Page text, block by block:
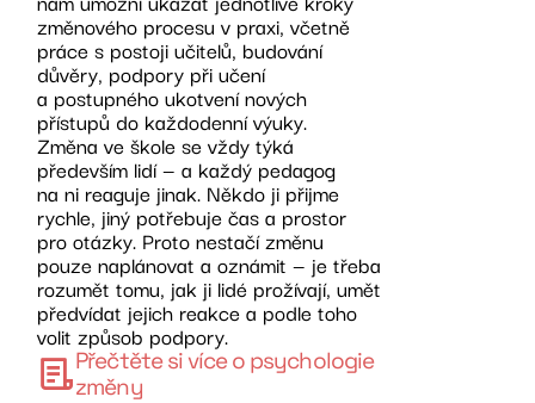
změnového procesu v praxi, včetně
práce s postoji učitelů, budování
důvěry, podpory při učení
a postupného ukotvení nových
přístupů do každodenní výuky.
Změna ve škole se vždy týká
především lidí — a každý pedagog
na ni reaguje jinak. Někdo ji přijme
rychle, jiný potřebuje čas a prostor
pro otázky. Proto nestačí změnu
pouze naplánovat a oznámit — je třeba
rozumět tomu, jak ji lidé prožívají, umět
předvídat jejich reakce a podle toho
volit způsob podpory.
Přečtěte si více o psychologie
změny